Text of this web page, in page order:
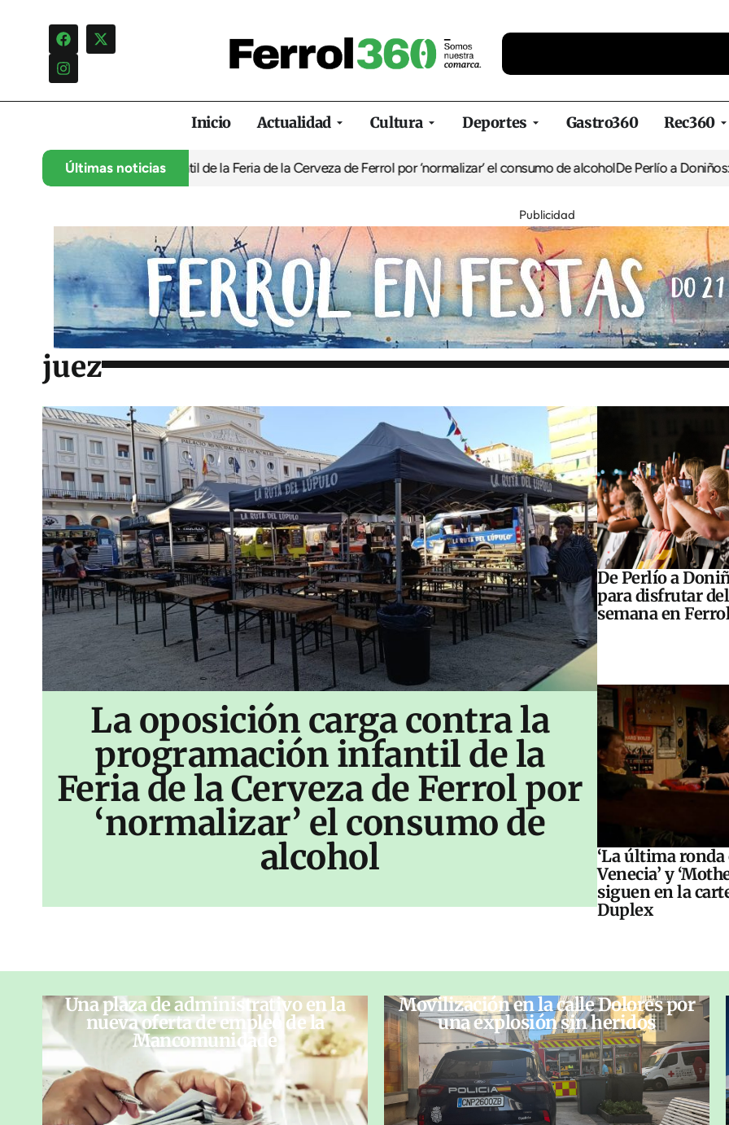
Inicio Actualidad Cultura Deportes Gastro360 Rec360
Últimas noticias
infantil de la Feria de la Cerveza de Ferrol por ‘normalizar’ el consumo de alcoholDe Perlío a Doniños: guía para
Publicidad
juez
La oposición carga contra la
programación infantil de la
Feria de la Cerveza de Ferrol por
‘normalizar’ el consumo de
alcohol
De Perlío a
para disfrutar
semana en
‘La última ronda
Venecia’ y
siguen en la
Duplex
Una plaza de administrativo en la
nueva oferta de empleo de la
Mancomunidade
Movilización en la calle Dolores por
una explosión sin heridos